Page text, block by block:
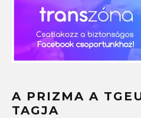
A PRIZMA A
TAGJA